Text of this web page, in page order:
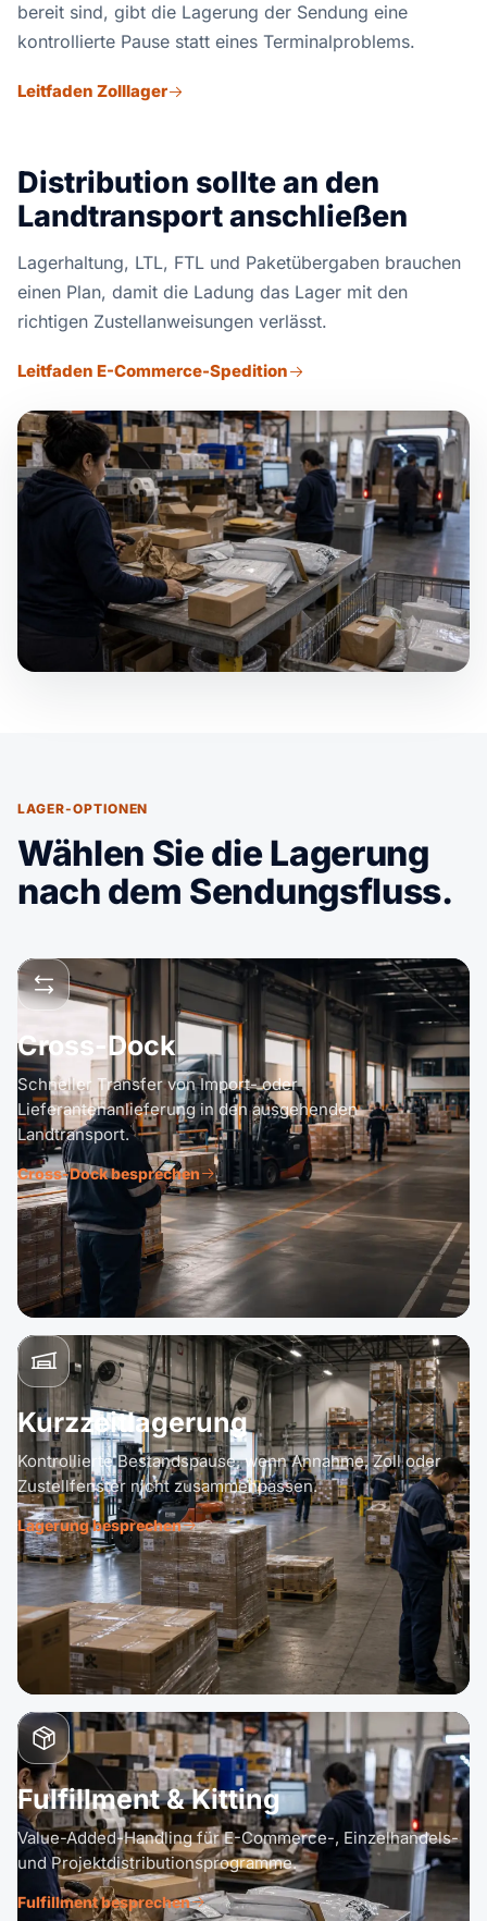
bereit sind, gibt die Lagerung der Sendung eine
kontrollierte Pause statt eines Terminalproblems.
Leitfaden Zolllager
Distribution sollte an den
Landtransport anschließen
Lagerhaltung, LTL, FTL und Paketübergaben brauchen
einen Plan, damit die Ladung das Lager mit den
richtigen Zustellanweisungen verlässt.
Leitfaden E-Commerce-Spedition
LAGER-OPTIONEN
Wählen Sie die Lagerung
nach dem Sendungsfluss.
Cross-Dock
Schneller Transfer von Import- oder
Lieferantenanlieferung in den ausgehenden
Landtransport.
Cross-Dock besprechen
Kurzzeitlagerung
Kontrollierte Bestandspause, wenn Annahme, Zoll oder
Zustellfenster nicht zusammenpassen.
Lagerung besprechen
Fulfillment & Kitting
Value-Added-Handling für E-Commerce-, Einzelhandels-
und Projektdistributionsprogramme.
Fulfillment besprechen